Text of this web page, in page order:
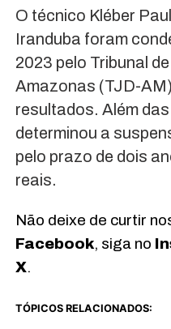
O técnico Kléber
Iranduba foram
2023 pelo Tribunal
Amazonas (TJD-
resultados. Além
determinou a
pelo prazo de dois
reais.
Não deixe de curtir
Facebook, siga no
X.
TÓPICOS RELACIONADOS: